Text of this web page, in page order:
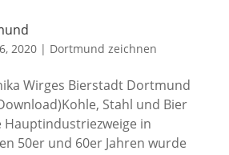
2020| Dortmund zeichnen
Wirges Bierstadt Dortmund
Stahl und Bier
Hauptindustriezweige in
50er und 60er Jahren wurde